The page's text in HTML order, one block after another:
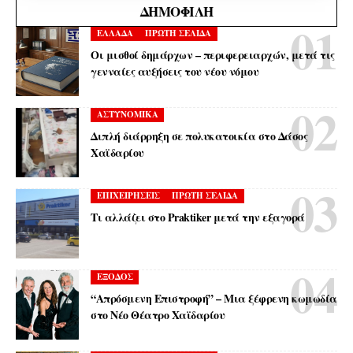
ΔΗΜΟΦΙΛΉ
ΕΛΛΑΔΑ ΠΡΩΤΗ ΣΕΛΙΔΑ
Οι μισθοί δημάρχων – περιφερειαρχών, μετά τις
γενναίες αυξήσεις του νέου νόμου
ΑΣΤΥΝΟΜΙΚΑ
Διπλή διάρρηξη σε πολυκατοικία στο Δάσος
Χαϊδαρίου
ΕΠΙΧΕΙΡΗΣΕΙΣ ΠΡΩΤΗ ΣΕΛΙΔΑ
Τι αλλάζει στο Praktiker μετά την εξαγορά
ΕΞΟΔΟΣ
“Απρόσμενη Επιστροφή” – Μια ξέφρενη κωμωδία
στο Νέο Θέατρο Χαϊδαρίου